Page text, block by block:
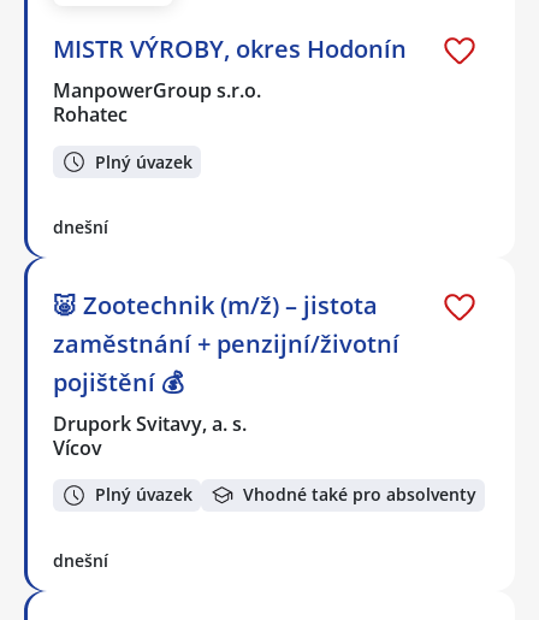
MISTR VÝROBY, okres Hodonín
ManpowerGroup s.r.o.
Rohatec
Plný úvazek
dnešní
🐷 Zootechnik (m/ž) – jistota
zaměstnání + penzijní/životní
pojištění 💰
Drupork Svitavy, a. s.
Vícov
Plný úvazek Vhodné také pro absolventy
dnešní